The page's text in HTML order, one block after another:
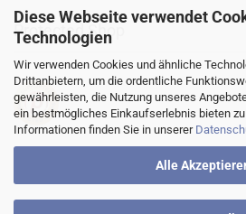
Diese Webseite verwendet
Technologien
Wir verwenden Cookies und ähnliche
Drittanbietern, um die ordentliche
gewährleisten, die Nutzung unseres
ein bestmögliches Einkaufserlebnis bieten
Informationen finden Sie in unserer
Alle
Protected Shop